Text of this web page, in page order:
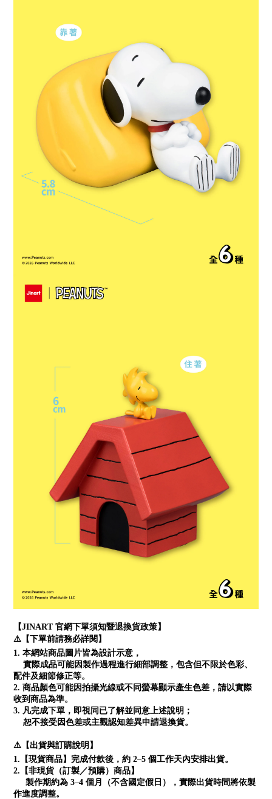
【JINART 官網下單須知暨退換貨政策】
⚠️【下單前請務必詳閱】
1. 本網站商品圖片皆為設計示意，
實際成品可能因製作過程進行細部調整，包含但不限於色彩、
配件及細節修正等。
2. 商品顏色可能因拍攝光線或不同螢幕顯示產生色差，請以實際
收到商品為準。
3. 凡完成下單，即視同已了解並同意上述說明；
恕不接受因色差或主觀認知差異申請退換貨。
⚠️【出貨與訂購說明】
1.【現貨商品】完成付款後，約 2–5 個工作天內安排出貨。
2.【非現貨（訂製／預購）商品】
製作期約為 3–4 個月（不含國定假日），實際出貨時間將依製
作進度調整。